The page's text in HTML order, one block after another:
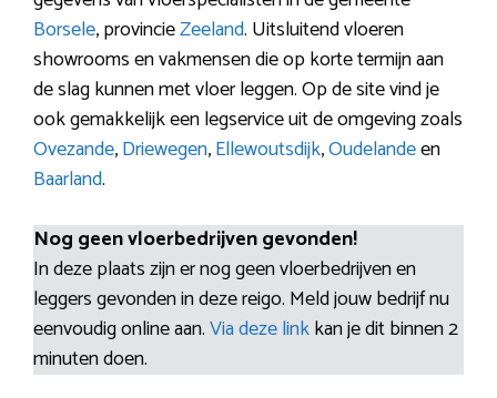
Borsele, provincieZeeland. Uitsluitend vloeren
showrooms en vakmensen die op korte termijn aan
de slag kunnen met vloer leggen. Op de site vind je
ook gemakkelijk een legservice uit de omgeving zoals
Ovezande,Driewegen,Ellewoutsdijk,Oudelandeen
Baarland.
Nog geen vloerbedrijven gevonden!
In deze plaats zijn er nog geen vloerbedrijven en
leggers gevonden in deze reigo. Meld jouw bedrijf nu
eenvoudig online aan.Via deze linkkan je dit binnen 2
minuten doen.